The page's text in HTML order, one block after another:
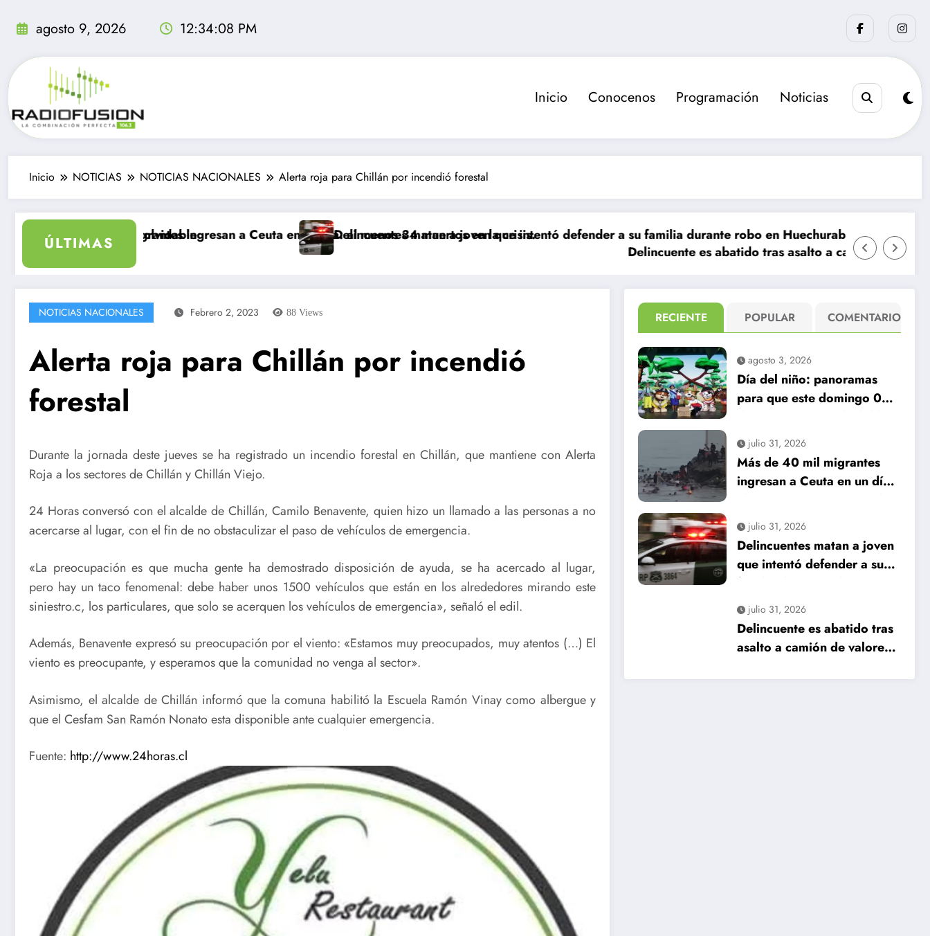
agosto 9, 2026 12:34:09 PM
Inicio Conocenos Programación Noticias
Inicio NOTICIAS NOTICIAS NACIONALES Alerta roja para Chillán por incendió forestal
ÚLTIMAS
sea inolvidable
de 40 mil migrantes ingresan a Ceuta en un día: al menos 34 muertos en la crisis.Delincuentes matan a joven que intentó defender a su familia durante robo en Huechuraba
Delincuente es abatido tras asalto a camión de valores en
La
NOTICIAS NACIONALES Febrero 2, 2023 88 Views
Alerta roja para Chillán por incendió
forestal
Durante la jornada deste jueves se ha registrado un incendio forestal en Chillán, que mantiene con Alerta
Roja a los sectores de Chillán y Chillán Viejo.
24 Horas conversó con el alcalde de Chillán, Camilo Benavente, quien hizo un llamado a las personas a no
acercarse al lugar, con el fin de no obstaculizar el paso de vehículos de emergencia.
«La preocupación es que mucha gente ha demostrado disposición de ayuda, se ha acercado al lugar,
pero hay un taco fenomenal: debe haber unos 1500 vehículos que están en los alrededores mirando este
siniestro.c, los particulares, que solo se acerquen los vehículos de emergencia», señaló el edil.
Además, Benavente expresó su preocupación por el viento: «Estamos muy preocupados, muy atentos (…) El
viento es preocupante, y esperamos que la comunidad no venga al sector».
Asimismo, el alcalde de Chillán informó que la comuna habilitó la Escuela Ramón Vinay como albergue y
que el Cesfam San Ramón Nonato esta disponible ante cualquier emergencia.
Fuente: http://www.24horas.cl
RECIENTE POPULAR COMENTARIO
agosto 3, 2026
Día del niño: panoramas
para que este domingo 09
julio 31, 2026
Más de 40 mil migrantes
ingresan a Ceuta en un día:
crisis.
julio 31, 2026
Delincuentes matan a joven
que intentó defender a su
familia durante robo en
Huechuraba
julio 31, 2026
Delincuente es abatido tras
asalto a camión de valores